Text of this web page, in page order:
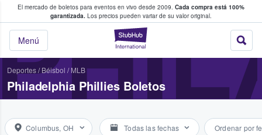
El mercado de boletos para eventos en vivo desde 2009. Cada compra está 100%
garantizada. Los precios pueden variar de su valor original.
StubHub: donde
Menú
fans compran y venden boletos
Deportes/ Béisbol / MLB
Philadelphia Phillies Boletos
Columbus, OH Todas las fechas Ordenar por